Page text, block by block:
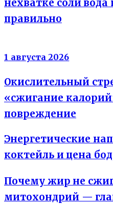
нехватке соли вода
правильно
1 августа 2026
Окислительный
«сжигание
повреждение
Энергетические
коктейль и цена
Почему жир не
митохондрий —